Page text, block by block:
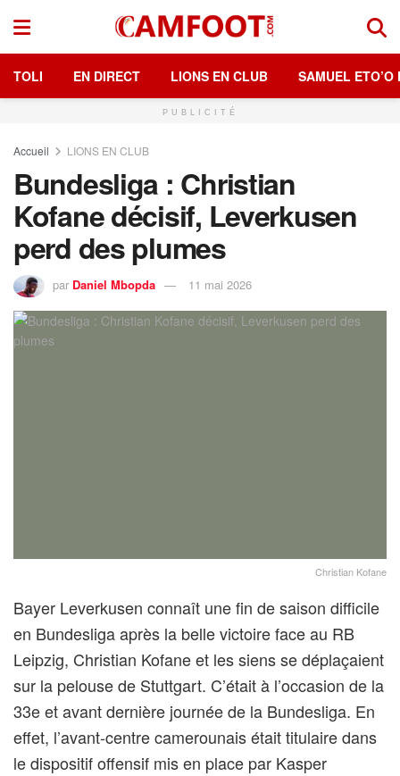
TOLI EN DIRECT LIONS EN CLUB SAMUEL ETO’O
PUBLICITÉ
Accueil LIONS EN CLUB
Bundesliga : Christian
Kofane décisif, Leverkusen
perd des plumes
par Daniel Mbopda 11 mai 2026
Christian Kofane
Bayer Leverkusen connaît une fin de saison difficile
en Bundesliga après la belle victoire face au RB
Leipzig, Christian Kofane et les siens se déplaçaient
sur la pelouse de Stuttgart. C’était à l’occasion de la
33e et avant dernière journée de la Bundesliga. En
effet, l’avant-centre camerounais était titulaire dans
le dispositif offensif mis en place par Kasper